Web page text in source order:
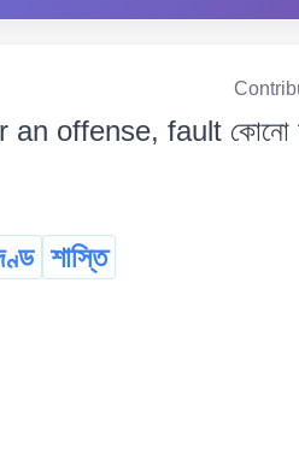
offense, fault কোনো
শাস্তি